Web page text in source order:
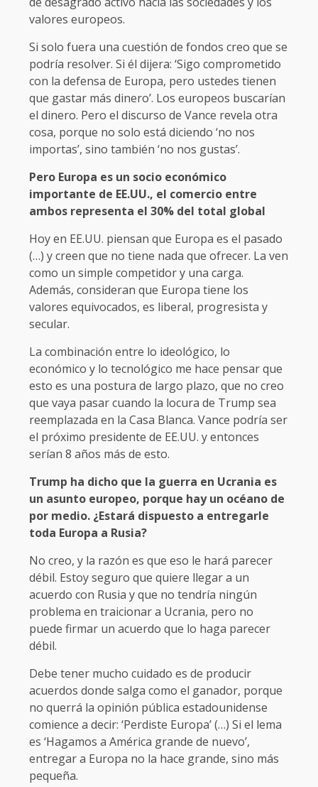
valores europeos.
Si solo fuera una cuestión de fondos creo que se
podría resolver. Si él dijera: ‘Sigo comprometido
con la defensa de Europa, pero ustedes tienen
que gastar más dinero’. Los europeos buscarían
el dinero. Pero el discurso de Vance revela otra
cosa, porque no solo está diciendo ‘no nos
importas’, sino también ‘no nos gustas’.
Pero Europa es un socio económico
importante de EE.UU., el comercio entre
ambos representa el 30% del total global
Hoy en EE.UU. piensan que Europa es el pasado
(…) y creen que no tiene nada que ofrecer. La ven
como un simple competidor y una carga.
Además, consideran que Europa tiene los
valores equivocados, es liberal, progresista y
secular.
La combinación entre lo ideológico, lo
económico y lo tecnológico me hace pensar que
esto es una postura de largo plazo, que no creo
que vaya pasar cuando la locura de Trump sea
reemplazada en la Casa Blanca. Vance podría ser
el próximo presidente de EE.UU. y entonces
serían 8 años más de esto.
Trump ha dicho que la guerra en Ucrania es
un asunto europeo, porque hay un océano de
por medio. ¿Estará dispuesto a entregarle
toda Europa a Rusia?
No creo, y la razón es que eso le hará parecer
débil. Estoy seguro que quiere llegar a un
acuerdo con Rusia y que no tendría ningún
problema en traicionar a Ucrania, pero no
puede firmar un acuerdo que lo haga parecer
débil.
Debe tener mucho cuidado es de producir
acuerdos donde salga como el ganador, porque
no querrá la opinión pública estadounidense
comience a decir: ‘Perdiste Europa’ (…) Si el lema
es ‘Hagamos a América grande de nuevo’,
entregar a Europa no la hace grande, sino más
pequeña.